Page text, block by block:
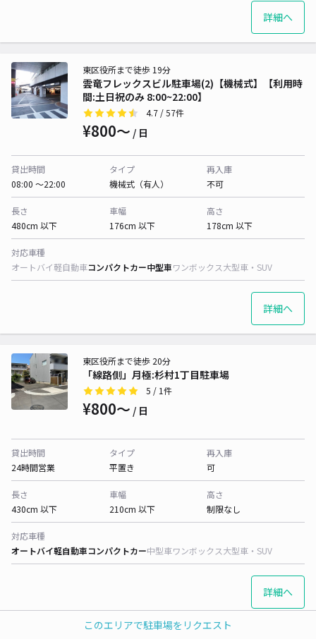
このエリアで駐車場をリクエスト
詳細へ
雲竜フレックスビル駐車場(2)【機械式】【利用時
間:土日祝のみ 8:00~22:00】
東区役所まで徒歩 19分
4.7 / 57件
¥800〜 / 日
貸出時間
08:00 〜22:00
タイプ
機械式（有人）
再入庫
不可
長さ
480cm 以下
車幅
176cm 以下
高さ
178cm 以下
対応車種
オートバイ軽自動車コンパクトカー中型車ワンボックス大型車・SUV
詳細へ
「線路側」月極:杉村1丁目駐車場
東区役所まで徒歩 20分
5 / 1件
¥800〜 / 日
貸出時間
24時間営業
タイプ
平置き
再入庫
可
長さ
430cm 以下
車幅
210cm 以下
高さ
制限なし
対応車種
オートバイ軽自動車コンパクトカー中型車ワンボックス大型車・SUV
詳細へ